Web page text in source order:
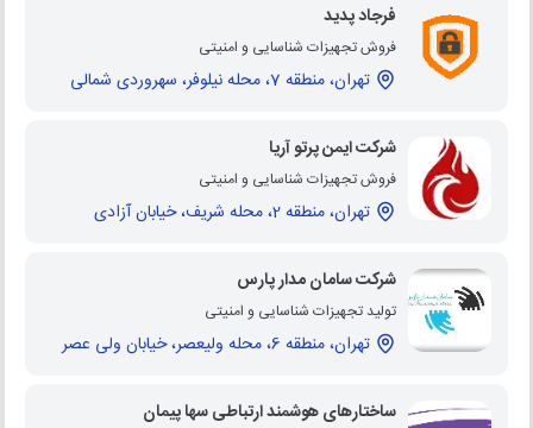
فرجاد پدید
فروش تجهیزات شناسایی و امنیتی
تهران، منطقه 7، محله نیلوفر، سهروردی شمالی
شرکت ایمن پرتو آریا
فروش تجهیزات شناسایی و امنیتی
تهران، منطقه 2، محله شریف، خیابان آزادی
شرکت سامان مدار پارس
تولید تجهیزات شناسایی و امنیتی
تهران، منطقه 6، محله ولیعصر، خیابان ولی عصر
ساختارهای هوشمند ارتباطی سها پیمان